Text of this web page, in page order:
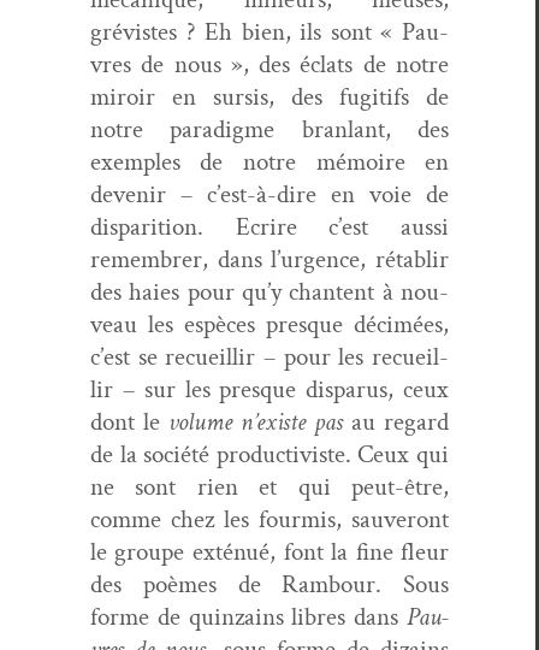
grévistes ? Eh bien, ils sont « Pau­
vres de nous », des éclats de notre
miroir en sur­sis, des fugi­tifs de
notre par­a­digme bran­lant, des
exem­ples de notre mémoire en
devenir – c’est-à-dire en voie de
dis­pari­tion. Ecrire c’est aus­si
remem­br­er, dans l’urgence, rétablir
des haies pour qu’y chantent à nou­
veau les espèces presque décimées,
c’est se recueil­lir – pour les recueil­
lir – sur les presque dis­parus, ceux
dont le vol­ume n’existe pasau regard
de la société pro­duc­tiviste. Ceux qui
ne sont rien et qui peut-être,
comme chez les four­mis, sauveront
le groupe exténué, font la fine fleur
des poèmes de Ram­bour. Sous
forme de quin­zains libres dansPau­